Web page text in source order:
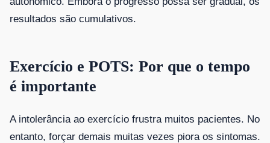
resultados são cumulativos.
Exercício e POTS: Por que o tempo
é importante
A intolerância ao exercício frustra muitos pacientes. No
entanto, forçar demais muitas vezes piora os sintomas.